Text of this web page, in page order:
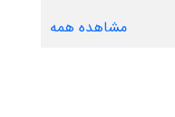
مشاهده همه